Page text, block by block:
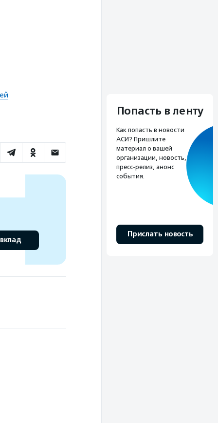
Попасть в ленту
Как попасть в новости
АСИ? Пришлите
материал о вашей
организации, новость,
пресс-релиз, анонс
события.
Прислать новость